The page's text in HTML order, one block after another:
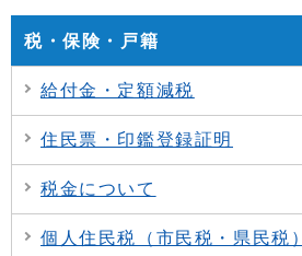
税・保険・戸籍
給付金・定額減税
住民票・印鑑登録証明
税金について
個人住民税（市民税・県民税）